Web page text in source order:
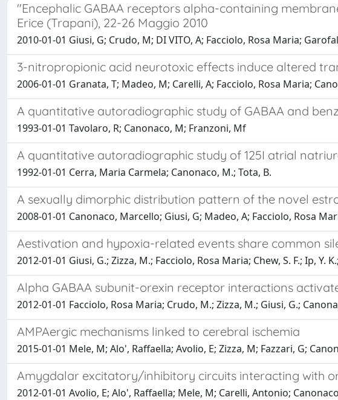
"Encephalic GABAA receptors alpha-containing
Erice (Trapani), 22-26 Maggio 2010
2010-01-01 Giusi, G; Crudo, M; DI VITO, A; Facciolo, Rosa Maria;
3-nitropropionic acid neurotoxic effects induce altered
2006-01-01 Granata, T; Madeo, M; Carelli, A; Facciolo, Rosa Maria;
A quantitative autoradiographic study of GABAA and
1993-01-01 Tavolaro, R; Canonaco, M; Franzoni, Mf
A quantitative autoradiographic study of 125I atrial
1992-01-01 Cerra, Maria Carmela; Canonaco, M.; Tota, B.
A sexually dimorphic distribution pattern of the novel
2008-01-01 Canonaco, Marcello; Giusi, G; Madeo, A; Facciolo, Rosa
Aestivation and hypoxia-related events share common
2012-01-01 Giusi, G.; Zizza, M.; Facciolo, Rosa Maria; Chew, S. F.; Ip, Y.
Alpha GABAA subunit-orexin receptor interactions
2012-01-01 Facciolo, Rosa Maria; Crudo, M.; Zizza, M.; Giusi, G.;
AMPAergic mechanisms linked to cerebral ischemia
2015-01-01 Mele, M; Alo', Raffaella; Avolio, E; Zizza, M; Fazzari, G;
Amygdalar excitatory/inhibitory circuits interacting with
2012-01-01 Avolio, E; Alo', Raffaella; Mele, M; Carelli, Antonio;